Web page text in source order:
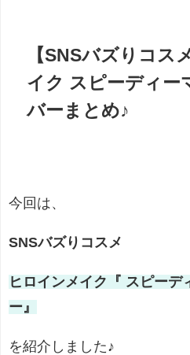
【SNSバズりコス
イク スピーディー
バーまとめ♪
今回は、
SNSバズりコスメ
ヒロインメイク
『 スピー
ー』
を紹介しました♪